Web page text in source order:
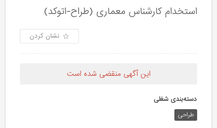
استخدام کارشناس معماری (طراح-اتوکد)
نشان کردن
این آگهی منقضی شده است
دسته‌بندی شغلی
طراحی